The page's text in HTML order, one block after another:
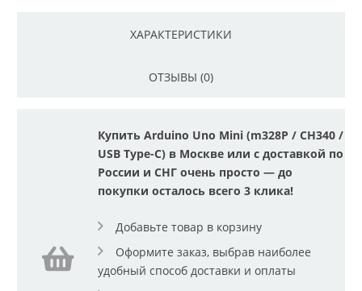
ХАРАКТЕРИСТИКИ
ОТЗЫВЫ (0)
Купить Arduino Uno Mini (m328P / CH340 /
USB Type-C) в Москве или с доставкой по
России и СНГ очень просто — до
покупки осталось всего 3 клика!
Добавьте товар в корзину
Оформите заказ, выбрав наиболее
удобный способ доставки и оплаты